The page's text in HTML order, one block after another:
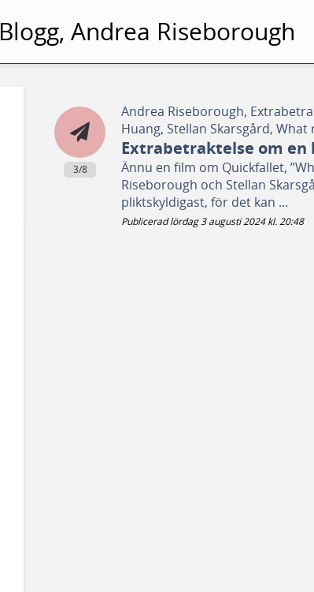
3/8
Andrea Riseborough,
Huang, Stellan Skarsgård, What
Extrabetraktelse om
Ännu en film om Quickfallet,
Riseborough och Stellan
pliktskyldigast, för det kan ...
Publicerad lördag 3 augusti 2024 kl. 20:48
Blogg, Andrea Riseborough